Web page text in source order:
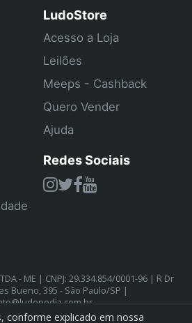
LudoStore
Acesso a Loja
Leilões
Meeps - Cashback
Quero Vender
Ajuda
Redes Sociais
- ME | CNPJ: 29.334.854/0001-96 | R Dr
Bueno, 395 - São Paulo/SP |
conforme explicado em nossa